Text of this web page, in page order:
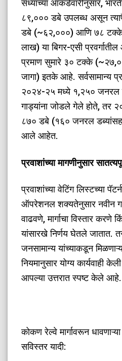
​सध्याच्या आकडेवारीनुसार,
८९,००० डबे उपलब्ध असून
डबे (~६२,०००) आणि ७८ टक्के
लाख) या बिगर-एसी
प्रमाण सुमारे ३० टक्के
जागा) इतके आहे. सर्वसामान्य
२०२४-२५ मध्ये १,२५० जनरल
गाड्यांना जोडले गेले होते, तर
८७० डबे (१६० जनरल
आले आहेत.
​प्रवाशांच्या मागणीनुसार
​प्रवाशांच्या वेटिंग लिस्टच्या
ऑपरेशनल शक्यतेनुसार नवीन
वाढवणे, मार्गाचा विस्तार करणे
यांसारखे निर्णय घेतले जातात.
जनसामान्य यांच्याकडून
नियमानुसार योग्य कार्यवाही
आपल्या उत्तरात स्पष्ट केले आहे.
कोकण रेल्वे मार्गावरून
सविस्तर यादी: